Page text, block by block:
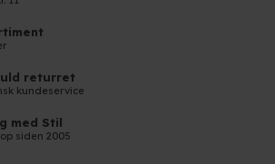
returret
kundeservice
med Stil
siden 2005